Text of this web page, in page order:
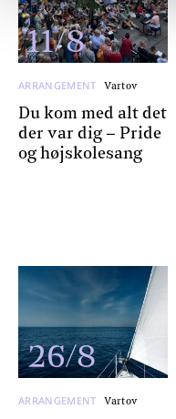
11/8
ARRANGEMENT Vartov
Du kom med alt det
der var dig – Pride
og højskolesang
26/8
ARRANGEMENT Vartov